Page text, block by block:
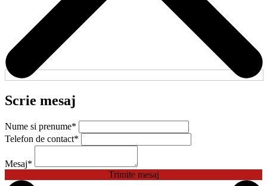
Scrie mesaj
Nume si prenume*
Telefon de contact*
Mesaj*
Trimite mesaj